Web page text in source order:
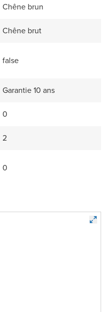
Chêne brun
Chêne brut
false
Garantie 10 ans
0
2
0